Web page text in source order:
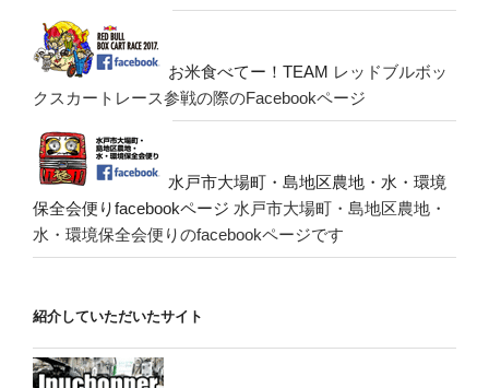
お米食べてー！TEAM レッドブルボッ
クスカートレース参戦の際のFacebookページ
水戸市大場町・島地区農地・水・環境
保全会便りfacebookページ 水戸市大場町・島地区農地・
水・環境保全会便りのfacebookページです
紹介していただいたサイト